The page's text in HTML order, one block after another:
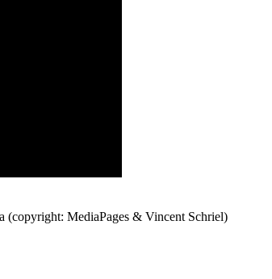
MediaPages & Vincent Schriel)